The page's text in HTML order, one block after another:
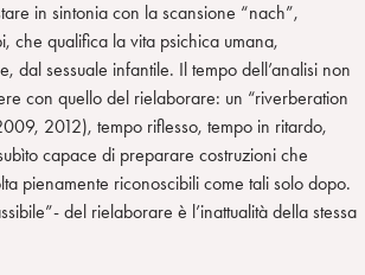
in sintonia con la scansione “nach”,
che qualifica la vita psichica umana,
dal sessuale infantile. Il tempo dell’analisi non
con quello del rielaborare: un “riverberation
2012), tempo riflesso, tempo in ritardo,
capace di preparare costruzioni che
pienamente riconoscibili come tali solo dopo.
del rielaborare è l’inattualità della stessa